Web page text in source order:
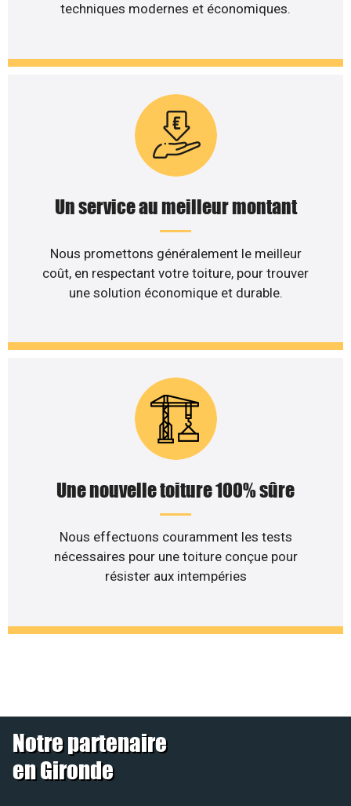
techniques modernes et économiques.
Un service au meilleur montant
Nous promettons généralement le meilleur
coût, en respectant votre toiture, pour trouver
une solution économique et durable.
Une nouvelle toiture 100% sûre
Nous effectuons couramment les tests
nécessaires pour une toiture conçue pour
résister aux intempéries
Notre partenaire
en Gironde